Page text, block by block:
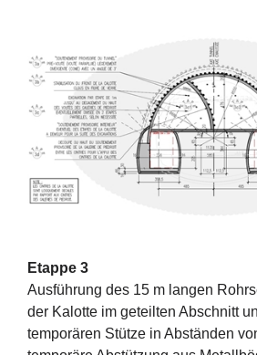
Etappe 3
Ausführung des 15 m langen
der Kalotte im geteilten Abschnitt
temporären Stütze in Abständen